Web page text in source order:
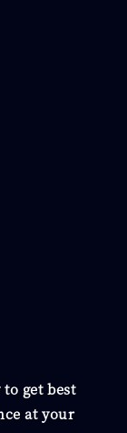
get best
at your